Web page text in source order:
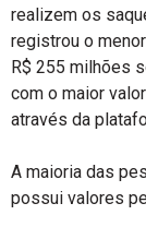
realizem os
registrou o
R$ 255 milhões
com o maior
através da
A maioria das
possui valores